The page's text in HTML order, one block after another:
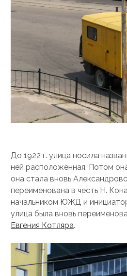
До 1922 г. улица носила
ней расположенная. Потом
она стала вновь
переименована в честь Н.
начальником ЮЖД и
улица была вновь
Евгения Котляра.